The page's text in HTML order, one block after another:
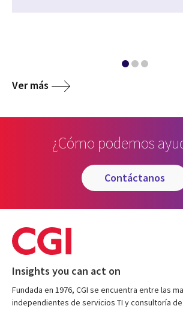
Ver más
¿Cómo podemos
contáctanos
Insights you can act on
Fundada en 1976, CGI se encuentra entre las
independientes de servicios TI y consultoría